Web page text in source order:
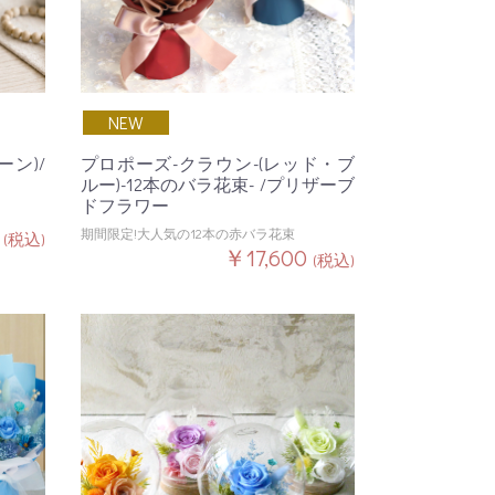
ン)/
(税込)
NEW
プロポーズ-クラウン-(レッド・ブ
ルー)-12本のバラ花束- /プリザーブ
ドフラワー
期間限定!大人気の12本の赤バラ花束
￥17,600 (税込)